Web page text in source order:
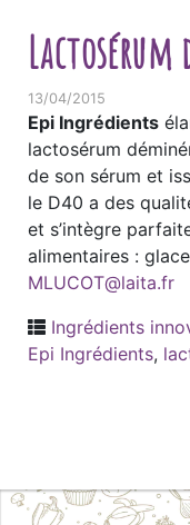
13/04/2015
Epi Ingrédients
lactosérum
de son sérum et
le D40 a des
et s’intègre
alimentaires :
MLUCOT@laita.fr
Ingrédients
Epi Ingrédients,